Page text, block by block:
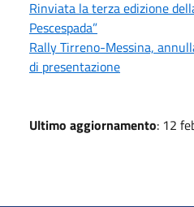
Rinviata la terza edizione
Pescespada”
Rally Tirreno-Messina,
di presentazione
Ultimo aggiornamento: 12